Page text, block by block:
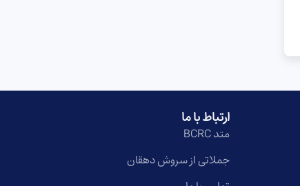
ارتباط با ما
متد BCRC
جملاتی از سروش دهقان